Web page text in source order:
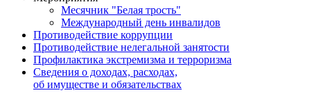
Месячник "Белая трость"
Международный день инвалидов
Противодействие коррупции
Противодействие нелегальной занятости
Профилактика экстремизма и терроризма
Сведения о доходах, расходах,
об имуществе и обязательствах